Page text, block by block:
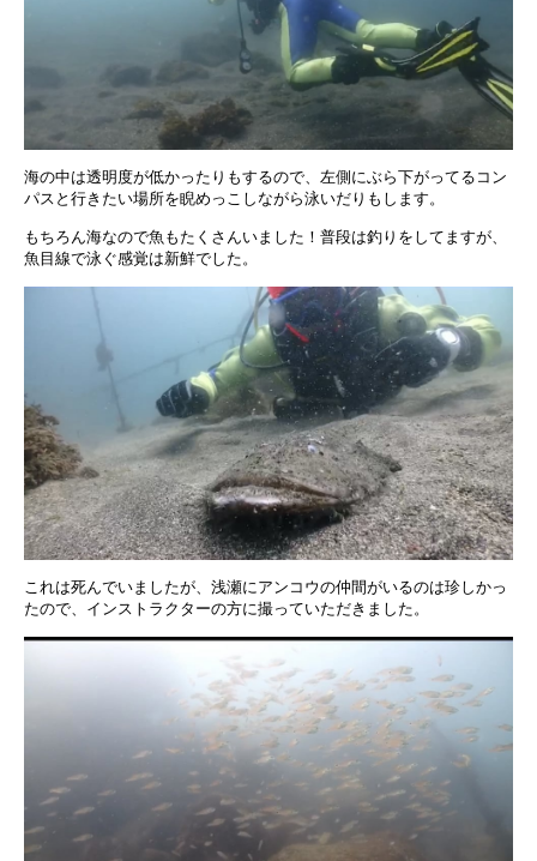
海の中は透明度が低かったりもするので、左側にぶら下がってるコン
パスと行きたい場所を睨めっこしながら泳いだりもします。
もちろん海なので魚もたくさんいました！普段は釣りをしてますが、
魚目線で泳ぐ感覚は新鮮でした。
これは死んでいましたが、浅瀬にアンコウの仲間がいるのは珍しかっ
たので、インストラクターの方に撮っていただきました。